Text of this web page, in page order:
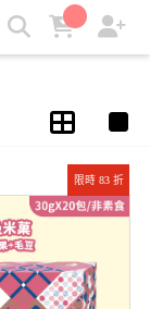
選擇 | ★聯華食品
限時 83 折